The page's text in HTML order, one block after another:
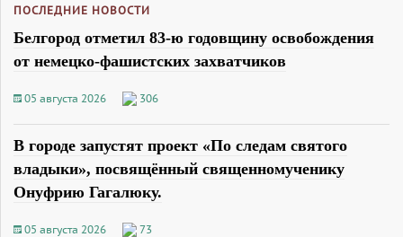
ПОСЛЕДНИЕ НОВОСТИ
Белгород отметил 83-ю годовщину освобождения
от немецко-фашистских захватчиков
05 августа 2026 306
В городе запустят проект «По следам святого
владыки», посвящённый священномученику
Онуфрию Гагалюку.
05 августа 2026 73